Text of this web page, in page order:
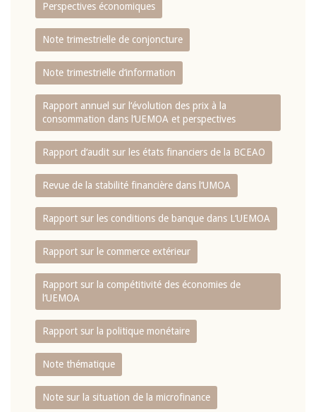
Perspectives économiques
Note trimestrielle de conjoncture
Note trimestrielle d‘information
Rapport annuel sur l‘évolution des prix à la
consommation dans l‘UEMOA et perspectives
Rapport d‘audit sur les états financiers de la BCEAO
Revue de la stabilité financière dans l‘UMOA
Rapport sur les conditions de banque dans L‘UEMOA
Rapport sur le commerce extérieur
Rapport sur la compétitivité des économies de
l‘UEMOA
Rapport sur la politique monétaire
Note thématique
Note sur la situation de la microfinance